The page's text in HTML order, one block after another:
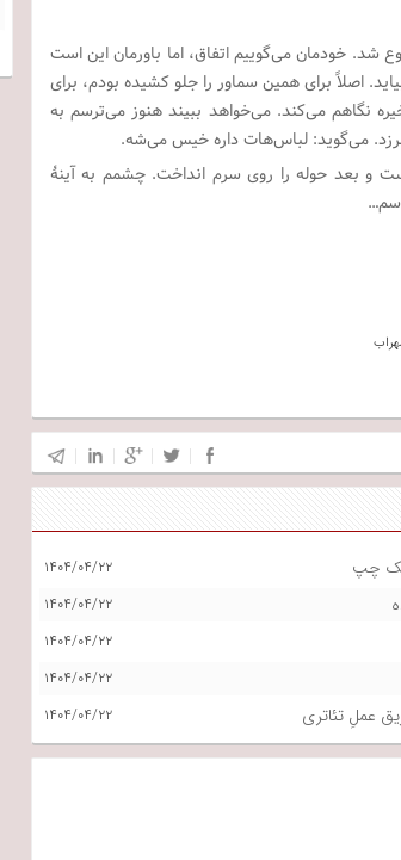
شد. خودمان می‌گوییم اتفاق، اما باورمان این است
اصلاً برای همین سماور را جلو کشیده بودم، برای
نگاهم می‌کند. می‌خواهد ببیند هنوز می‌ترسم به
می‌گوید: لباس‌هات داره خیس می‌شه.
و بعد حوله را روی سرم انداخت. چشمم به آینۀ
چپ ۱۴۰۴/۰۴/۲۲
۱۴۰۴/۰۴/۲۲
۱۴۰۴/۰۴/۲۲
۱۴۰۴/۰۴/۲۲
عملِ تئاتری ۱۴۰۴/۰۴/۲۲